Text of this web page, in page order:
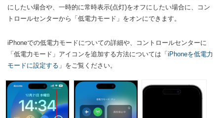
にしたい場合や、一時的に常時表示(点灯)をオフにしたい場合に、コン
トロールセンターから「低電力モード」をオンにできます。
iPhoneでの低電力モードについての詳細や、コントロールセンターに
「低電力モード」アイコンを追加する方法については「 iPhoneを低電力
モードに設定する 」をご覧ください。